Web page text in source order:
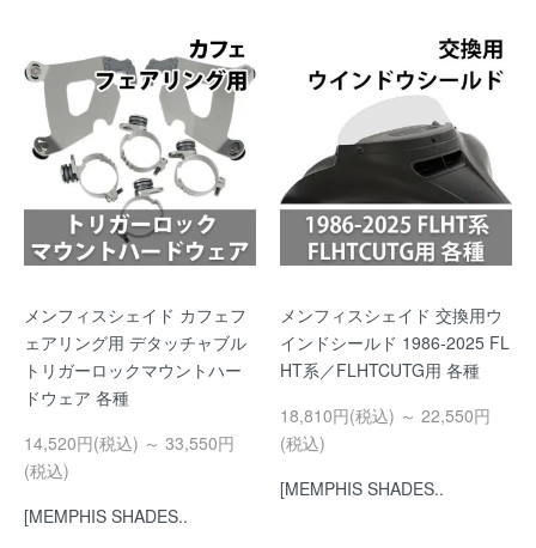
メンフィスシェイド カフェフ
ェアリング用 デタッチャブル
トリガーロックマウントハー
ドウェア 各種
14,520円(税込) ～ 33,550円
(税込)
[MEMPHIS SHADES..
メンフィスシェイド 交換用ウ
インドシールド 1986-2025 FL
HT系／FLHTCUTG用 各種
18,810円(税込) ～ 22,550円
(税込)
[MEMPHIS SHADES..